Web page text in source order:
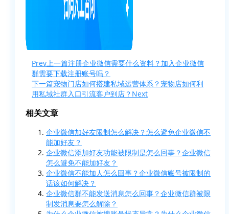
Prev上一篇注册企业微信需要什么资料？加入企业微信
群需要下载注册账号吗？
下一篇宠物门店如何搭建私域运营体系？宠物店如何利
用私域社群入口引流客户到店？ Next
相关文章
企业微信加好友限制怎么解决？怎么避免企业微信不
能加好友？
企业微信添加好友功能被限制是怎么回事？企业微信
怎么避免不能加好友？
企业微信不能加人怎么回事？企业微信账号被限制的
话该如何解决？
企业微信群不能发送消息怎么回事？企业微信群被限
制发消息要怎么解除？